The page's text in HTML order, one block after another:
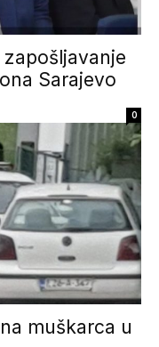
Sarajevo
0
muškarca u